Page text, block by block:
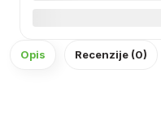
Opis Recenzije (0)